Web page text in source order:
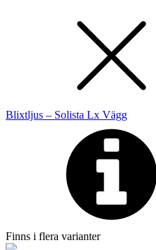
Blixtljus – Solista Lx Vägg
Finns i flera varianter